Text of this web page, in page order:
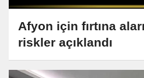
Afyon için fırtına
riskler açıklandı